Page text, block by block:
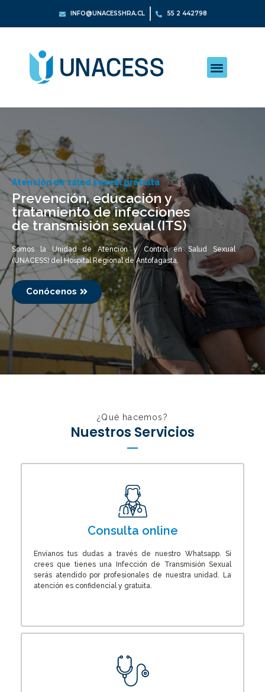
INFO@UNACESSHRA.CL 55 2 442798
Atención de salud sexual gratuita
Prevención, educación y
tratamiento de infecciones
de transmisión sexual (ITS)
Somos la Unidad de Atención y Control en Salud Sexual
(UNACESS) del Hospital Regional de Antofagasta.
Conócenos
¿Qué hacemos?
Nuestros Servicios
Consulta online
Envíanos tus dudas a través de nuestro Whatsapp. Si
crees que tienes una Infección de Transmisión Sexual
serás atendido por profesionales de nuestra unidad. La
atención es confidencial y gratuita.